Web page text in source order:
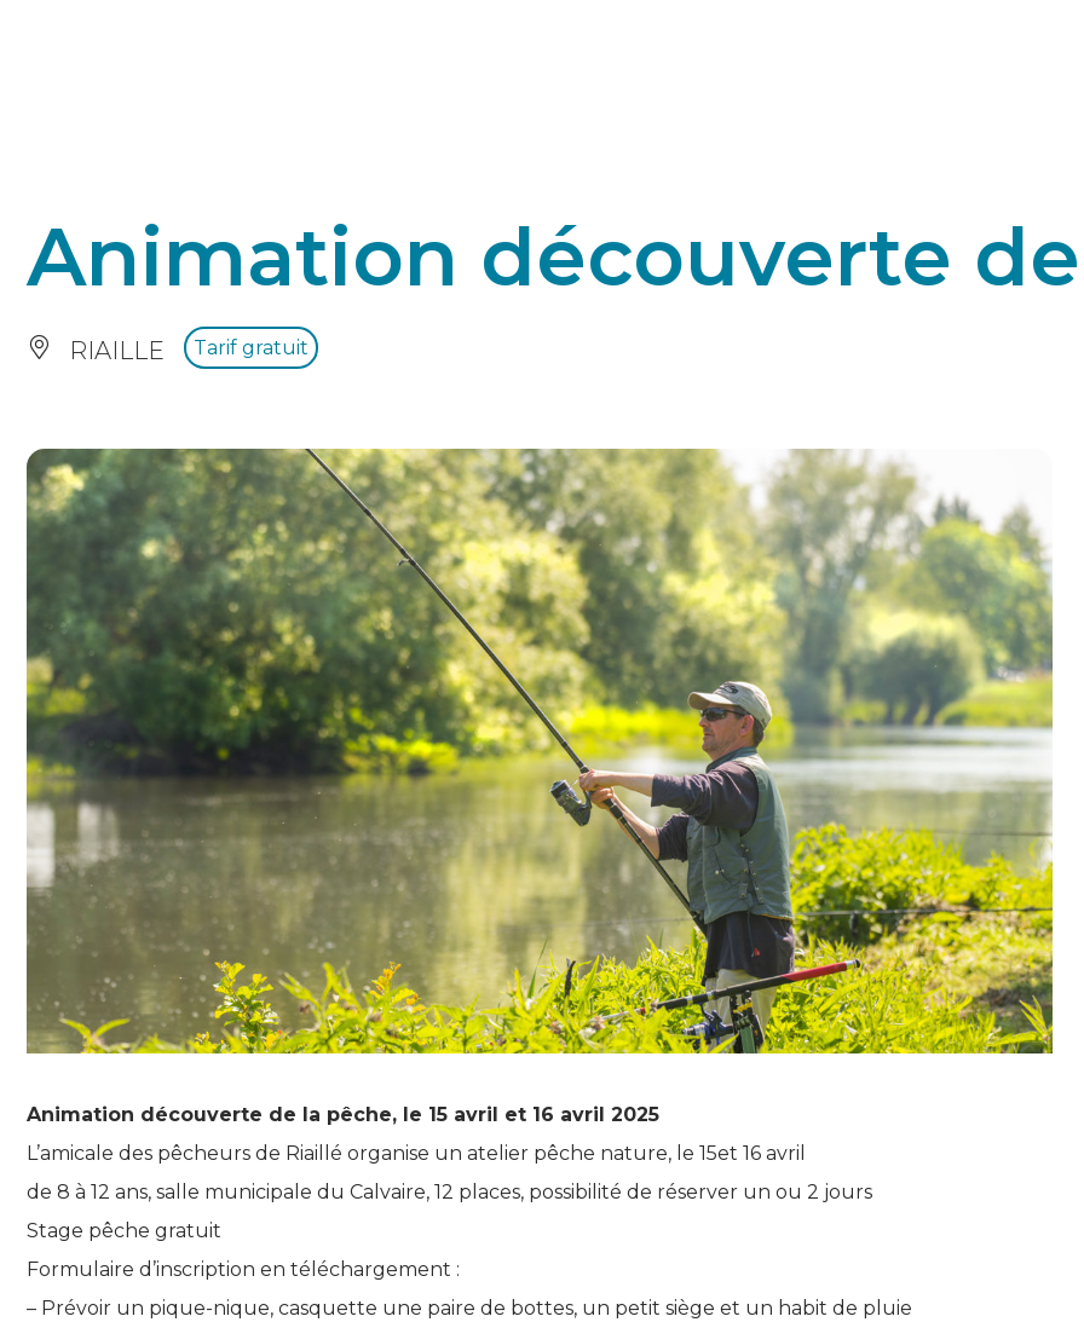
Animation découverte
RIAILLE Tarif gratuit
Animation découverte de la pêche, le 15 avril et 16 avril 2025
L’amicale des pêcheurs de Riaillé organise un atelier pêche nature, le 15et 16 avril
de 8 à 12 ans, salle municipale du Calvaire, 12 places, possibilité de réserver un ou 2 jours
Stage pêche gratuit
Formulaire d’inscription en téléchargement :
– Prévoir un pique-nique, casquette une paire de bottes, un petit siège et un habit de pluie